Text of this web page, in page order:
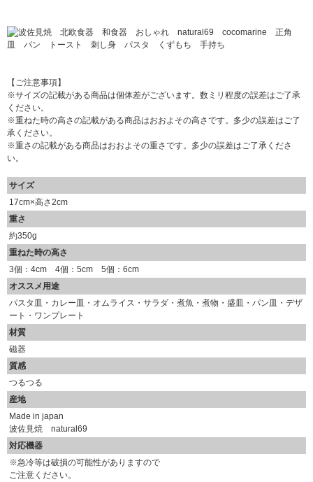
【ご注意事項】
※サイズの記載がある商品は個体差がございます。数ミリ程度の誤差はご了承
ください。
※重ねた時の高さの記載がある商品はおおよその高さです。多少の誤差はご了
承ください。
※重さの記載がある商品はおおよその重さです。多少の誤差はご了承くださ
い。
サイズ
17cm×高さ2cm
重さ
約350g
重ねた時の高さ
3個：4cm 4個：5cm 5個：6cm
オススメ用途
パスタ皿・カレー皿・オムライス・サラダ・煮魚・煮物・盛皿・パン皿・デザ
ート・ワンプレート
材質
磁器
質感
つるつる
産地
Made in japan
波佐見焼 natural69
対応機器
※急冷等は破損の可能性がありますので
ご注意ください。